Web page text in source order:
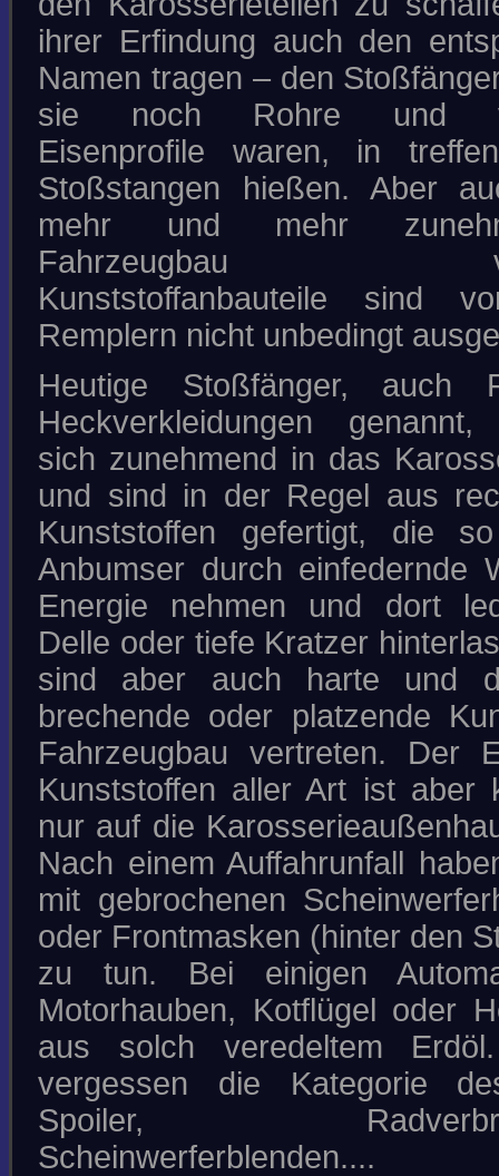
ihrer Erfindung auch den
Namen tragen – den
sie noch Rohre und
Eisenprofile waren, in
Stoßstangen hießen. Aber
mehr und mehr
Fahrzeugbau
Kunststoffanbauteile sind
Remplern nicht unbedingt
Heutige Stoßfänger, auch
Heckverkleidungen genannt,
sich zunehmend in das
und sind in der Regel aus
Kunststoffen gefertigt, die
Anbumser durch einfedernde
Energie nehmen und dort
Delle oder tiefe Kratzer
sind aber auch harte und
brechende oder platzende
Fahrzeugbau vertreten. Der
Kunststoffen aller Art ist aber
nur auf die
Nach einem Auffahrunfall
mit gebrochenen
oder Frontmasken (hinter den
zu tun. Bei einigen
Motorhauben, Kotflügel oder
aus solch veredeltem
vergessen die Kategorie
Spoiler,
Scheinwerferblenden....
MATT-LACKIERUNGEN
ZUKUNFTSWEISENDE
LACKMATERIALIEN 1 + 2
ELEFANTENZEUG & ANDERE
STORIES
INSEKTEN, VOGELKOT, HARZ
UND BETON
L A C K I E R F E H L E R
KONTAKT
030-541 80 00
SUCHE
IMPRESSUM/DATENSCHUTZ
*DOWNLOADS*
COPYRIGHT © 2026 GÄBEL - LACK UND
KAROSSERIE